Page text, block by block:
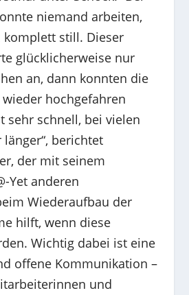
niemand arbeiten,
komplett still. Dieser
glücklicherweise nur
an, dann konnten die
hochgefahren
sehr schnell, bei vielen
berichtet
der mit seinem
Yet anderen
Wiederaufbau der
hilft, wenn diese
Wichtig dabei ist eine
offene Kommunikation –
und